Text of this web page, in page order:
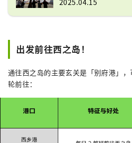
2025.04.15
出发前往西之岛！
通往西之岛的主要玄关是「别府港」
轮前往：